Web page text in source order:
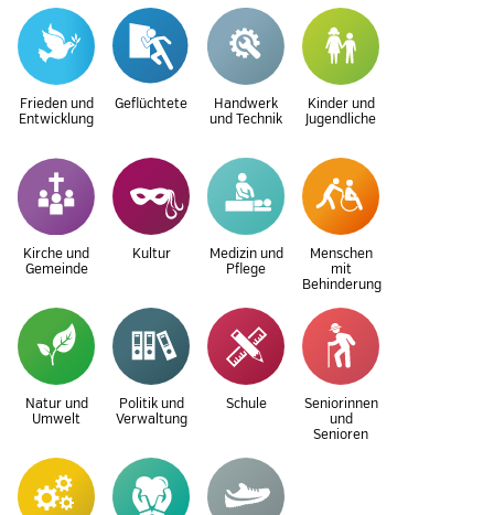
Frieden und
Entwicklung
Geflüchtete
Handwerk
und Technik
Kinder und
Jugendliche
Kirche und
Gemeinde
Kultur
Medizin und
Pflege
Menschen
mit
Behinderung
Natur und
Umwelt
Politik und
Verwaltung
Schule
Seniorinnen
und
Senioren